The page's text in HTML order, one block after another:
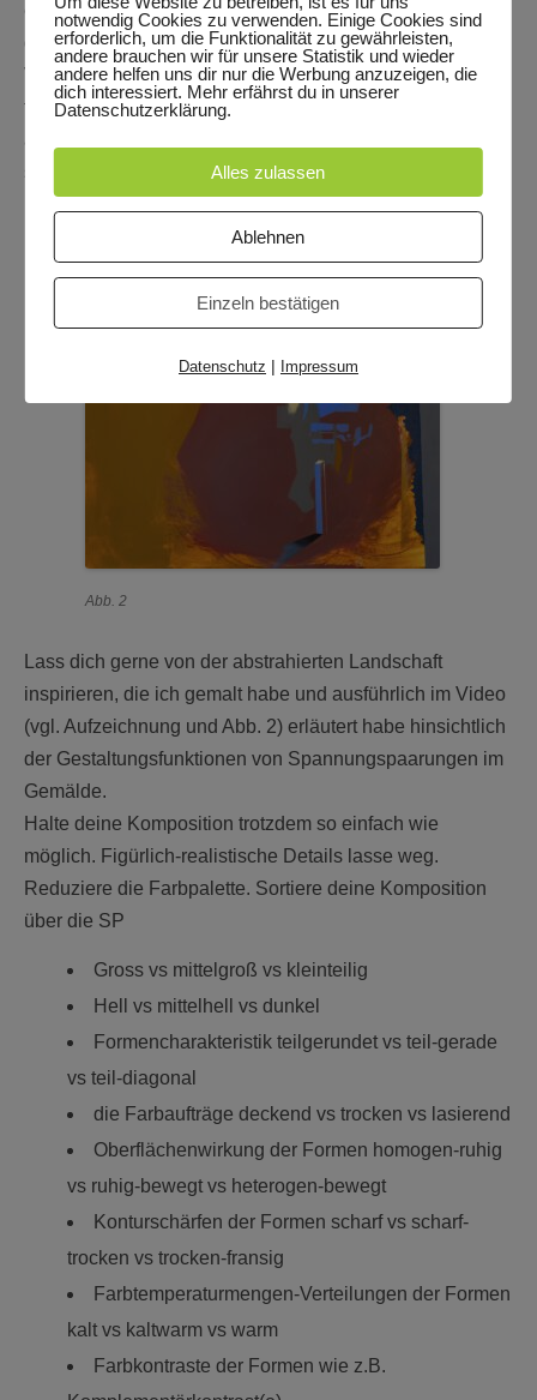
entwickeln (vgl. Skizze 1 – Gross= z.B. wie die beiden
großen schraffierten Flächen, Mittel= z.B. wie die hellen .
Viele weitere SP ergeben sich im Laufe des Prozesses
fast von selbst bzw. lassen sich im Malprozess weiter
spannende Mengenverhältnisse erreicht hast.
Abb. 2
Lass dich gerne von der abstrahierten Landschaft
inspirieren, die ich gemalt habe und ausführlich im Video
(vgl. Aufzeichnung und Abb. 2) erläutert habe hinsichtlich
der Gestaltungsfunktionen von Spannungspaarungen im
Gemälde.
Halte deine Komposition trotzdem so einfach wie
möglich. Figürlich-realistische Details lasse weg.
Reduziere die Farbpalette. Sortiere deine Komposition
über die SP
Gross vs mittelgroß vs kleinteilig
Hell vs mittelhell vs dunkel
Formencharakteristik teilgerundet vs teil-gerade
vs teil-diagonal
die Farbaufträge deckend vs trocken vs lasierend
Oberflächenwirkung der Formen homogen-ruhig
vs ruhig-bewegt vs heterogen-bewegt
Konturschärfen der Formen scharf vs scharf-
trocken vs trocken-fransig
Farbtemperaturmengen-Verteilungen der Formen
kalt vs kaltwarm vs warm
Farbkontraste der Formen wie z.B.
notwendig Cookies zu verwenden. Einige Cookies sind
erforderlich, um die Funktionalität zu gewährleisten,
andere brauchen wir für unsere Statistik und wieder
andere helfen uns dir nur die Werbung anzuzeigen, die
dich interessiert. Mehr erfährst du in unserer
Datenschutzerklärung.
Alles zulassen
Ablehnen
Einzeln bestätigen
Datenschutz | Impressum